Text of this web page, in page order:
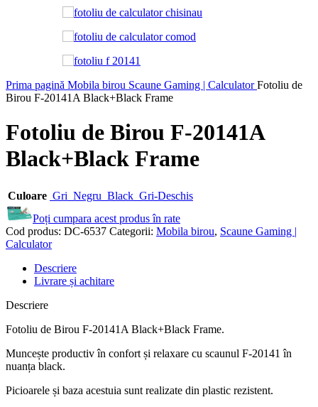
Prima pagină Mobila birou Scaune Gaming | CalculatorFotoliu de
Birou F-20141A Black+Black Frame
Fotoliu de Birou F-20141A
Black+Black Frame
Culoare Gri Negru Black Gri-Deschis
Poți cumpara acest produs în rate
Cod produs: DC-6537 Categorii: Mobila birou, Scaune Gaming |
Calculator
Descriere
Livrare și achitare
Descriere
Fotoliu de Birou F-20141A Black+Black Frame.
Muncește productiv în confort și relaxare cu scaunul F-20141 în
nuanța black.
Picioarele și baza acestuia sunt realizate din plastic rezistent.